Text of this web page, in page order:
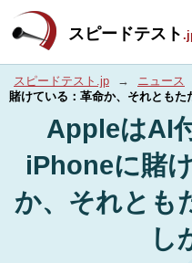
スピードテスト
スピードテスト.jp → ニュース
賭けている：革命か、それともた
AppleはAI
iPhoneに賭
か、それとも
し